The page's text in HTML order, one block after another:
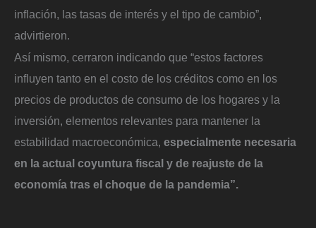
inflación, las tasas de interés y el tipo de cambio”,
advirtieron.
Así mismo, cerraron indicando que “estos factores
influyen tanto en el costo de los créditos como en los
precios de productos de consumo de los hogares y la
inversión, elementos relevantes para mantener la
estabilidad macroeconómica, especialmente necesaria
en la actual coyuntura fiscal y de reajuste de la
economía tras el choque de la pandemia”.